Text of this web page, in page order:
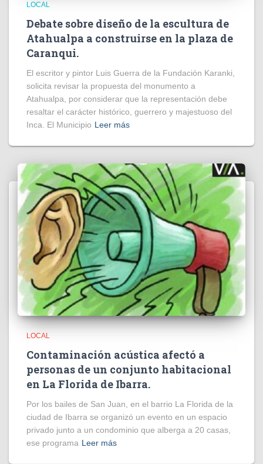
LOCAL
Debate sobre diseño de la escultura de
Atahualpa a construirse en la plaza de
Caranqui.
El escritor y pintor Luis Guerra de la Fundación Karanki,
solicita revisar la propuesta del monumento a
Atahualpa, por considerar que la representación debe
resaltar el carácter histórico, guerrero y majestuoso del
Inca. El Municipio Leer más
LOCAL
Contaminación acústica afectó a
personas de un conjunto habitacional
en La Florida de Ibarra.
Por los bailes de San Juan, en el barrio La Florida de la
ciudad de Ibarra se organizó un evento en un espacio
privado junto a un condominio que alberga a 20 casas,
ese programa Leer más